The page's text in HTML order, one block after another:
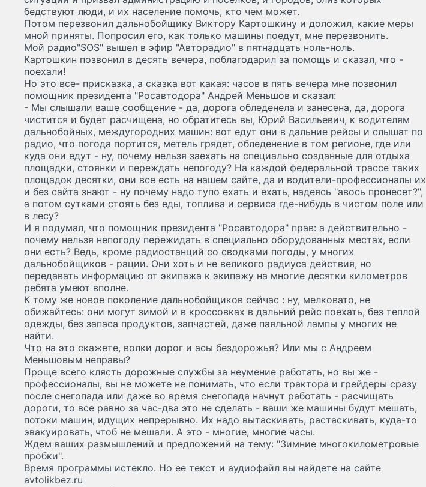
бедствуют люди, и их население помочь, кто чем может.
Потом перезвонил дальнобойщику Виктору Картошкину и доложил, какие меры
мной приняты. Попросил его, как только машины поедут, мне перезвонить.
Мой радио"SOS" вышел в эфир "Авторадио" в пятнадцать ноль-ноль.
Картошкин позвонил в десять вечера, поблагодарил за помощь и сказал, что -
поехали!
Но это все- присказка, а сказка вот какая: часов в пять вечера мне позвонил
помощник президента "Росавтодора" Андрей Меньшов и сказал:
- Мы слышали ваше сообщение - да, дорога обледенела и занесена, да, дорога
чистится и будет расчищена, но обратитесь вы, Юрий Васильевич, к водителям
дальнобойных, междугородних машин: вот едут они в дальние рейсы и слышат по
радио, что погода портится, метель грядет, обледенение в том регионе, где или
куда они едут - ну, почему нельзя заехать на специально созданные для отдыха
площадки, стоянки и переждать непогоду? На каждой федеральной трассе таких
площадок десятки, они все есть на нашем сайте, да и водители-профессионалы их
и без сайта знают - ну почему надо тупо ехать и ехать, надеясь "авось пронесет?",
а потом сутками стоять без еды, топлива и сервиса где-нибудь в чистом поле или
в лесу?
И я подумал, что помощник президента "Росавтодора" прав: а действительно -
почему нельзя непогоду пережидать в специально оборудованных местах, если
они есть? Ведь, кроме радиостанций со сводками погоды, у многих
дальнобойщиков - рации. Они хоть и не великого радиуса действия, но
передавать информацию от экипажа к экипажу на многие десятки километров
ребята умеют вполне.
К тому же новое поколение дальнобойщиков сейчас : ну, мелковато, не
обижайтесь: они могут зимой и в кроссовках в дальний рейс поехать, без теплой
одежды, без запаса продуктов, запчастей, даже паяльной лампы у многих не
найти.
Что на это скажете, волки дорог и асы бездорожья? Или мы с Андреем
Меньшовым неправы?
Проще всего клясть дорожные службы за неумение работать, но вы же -
профессионалы, вы не можете не понимать, что если трактора и грейдеры сразу
после снегопада или даже во время снегопада начнут работать - расчищать
дороги, то все равно за час-два это не сделать - ваши же машины будут мешать,
потоки машин, идущих непрерывно. Их надо вытаскивать, растаскивать, куда-то
эвакуировать, чтоб не мешали. А это - многие, многие часы.
Ждем ваших размышлений и предложений на тему: "Зимние многокилометровые
пробки".
Время программы истекло. Но ее текст и аудиофайл вы найдете на сайте
avtolikbez.ru